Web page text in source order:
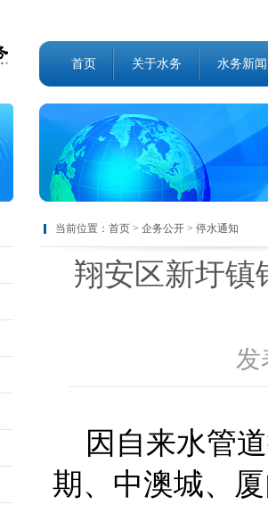
首页 关于水务 水务新闻
当前位置： 首页 > 企务公开 > 停水通知
翔安区新圩镇
发
因自来水管
期、中澳城、